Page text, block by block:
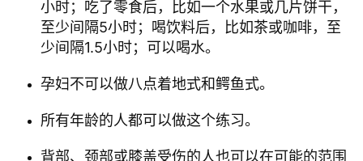
小时；吃了零食后，比如一个水果或几片饼干，
至少间隔5小时；喝饮料后，比如茶或咖啡，至
少间隔1.5小时；可以喝水。
孕妇不可以做八点着地式和鳄鱼式。
所有年龄的人都可以做这个练习。
背部、颈部或膝盖受伤的人也可以在可能的范围